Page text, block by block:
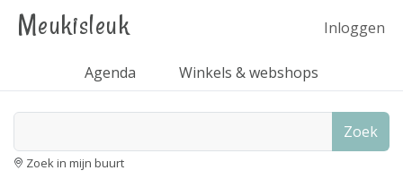
Meukisleuk Inloggen
Agenda Winkels & webshops
Zoek
Zoek in mijn buurt